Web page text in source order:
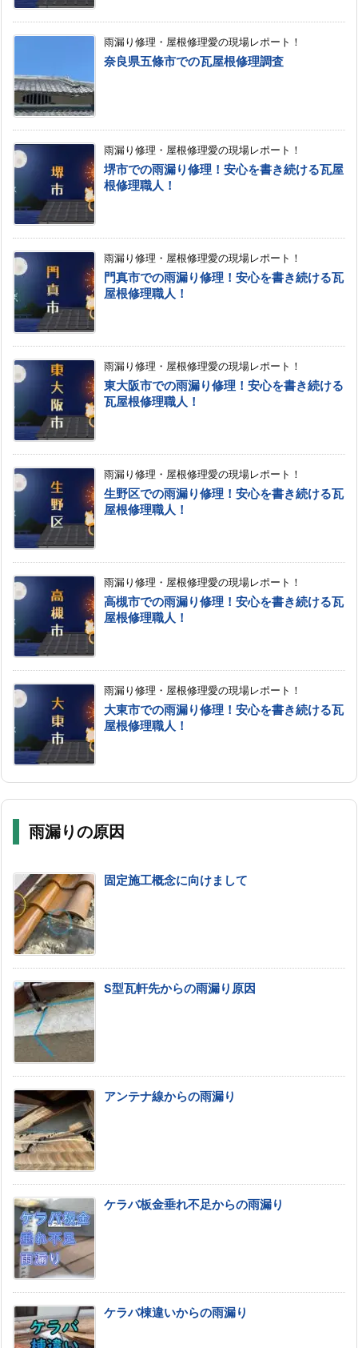
雨漏り修理・屋根修理愛の現場レポート！
奈良県五條市での瓦屋根修理調査
雨漏り修理・屋根修理愛の現場レポート！
堺市での雨漏り修理！安心を書き続ける瓦屋
根修理職人！
雨漏り修理・屋根修理愛の現場レポート！
門真市での雨漏り修理！安心を書き続ける瓦
屋根修理職人！
雨漏り修理・屋根修理愛の現場レポート！
東大阪市での雨漏り修理！安心を書き続ける
瓦屋根修理職人！
雨漏り修理・屋根修理愛の現場レポート！
生野区での雨漏り修理！安心を書き続ける瓦
屋根修理職人！
雨漏り修理・屋根修理愛の現場レポート！
高槻市での雨漏り修理！安心を書き続ける瓦
屋根修理職人！
雨漏り修理・屋根修理愛の現場レポート！
大東市での雨漏り修理！安心を書き続ける瓦
屋根修理職人！
雨漏りの原因
固定施工概念に向けまして
S型瓦軒先からの雨漏り原因
アンテナ線からの雨漏り
ケラバ板金垂れ不足からの雨漏り
ケラバ棟違いからの雨漏り